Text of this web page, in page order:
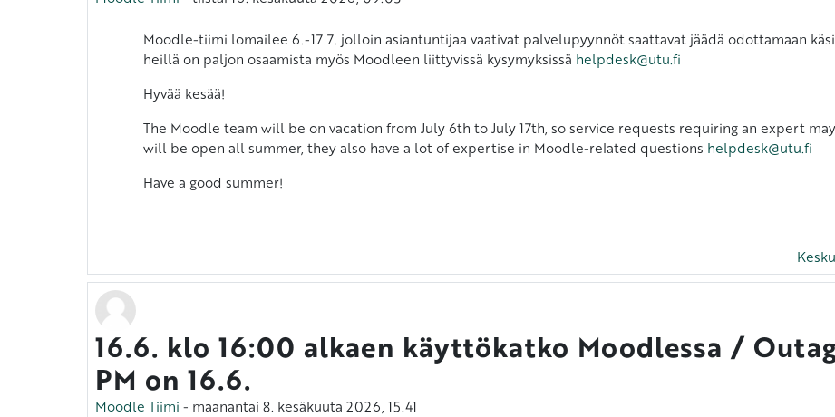
Moodle-tiimi lomailee 6.-17.7. jolloin asiantuntijaa vaativat palvelupyynnöt saattavat jäädä odottamaan
heillä on paljon osaamista myös Moodleen liittyvissä kysymyksissä helpdesk@utu.fi
Hyvää kesää!
The Moodle team will be on vacation from July 6th to July 17th, so service requests requiring an expert
will be open all summer, they also have a lot of expertise in Moodle-related questions helpdesk@utu.fi
Have a good summer!
16.6. klo 16:00 alkaen käyttökatko Moodlessa /
PM on 16.6.
Moodle Tiimi - maanantai 8. kesäkuuta 2026, 15.41